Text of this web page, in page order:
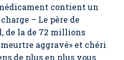
contient un
– Le père de
de la de 72 millions
aggravé» et chéri
de plus en plus vous